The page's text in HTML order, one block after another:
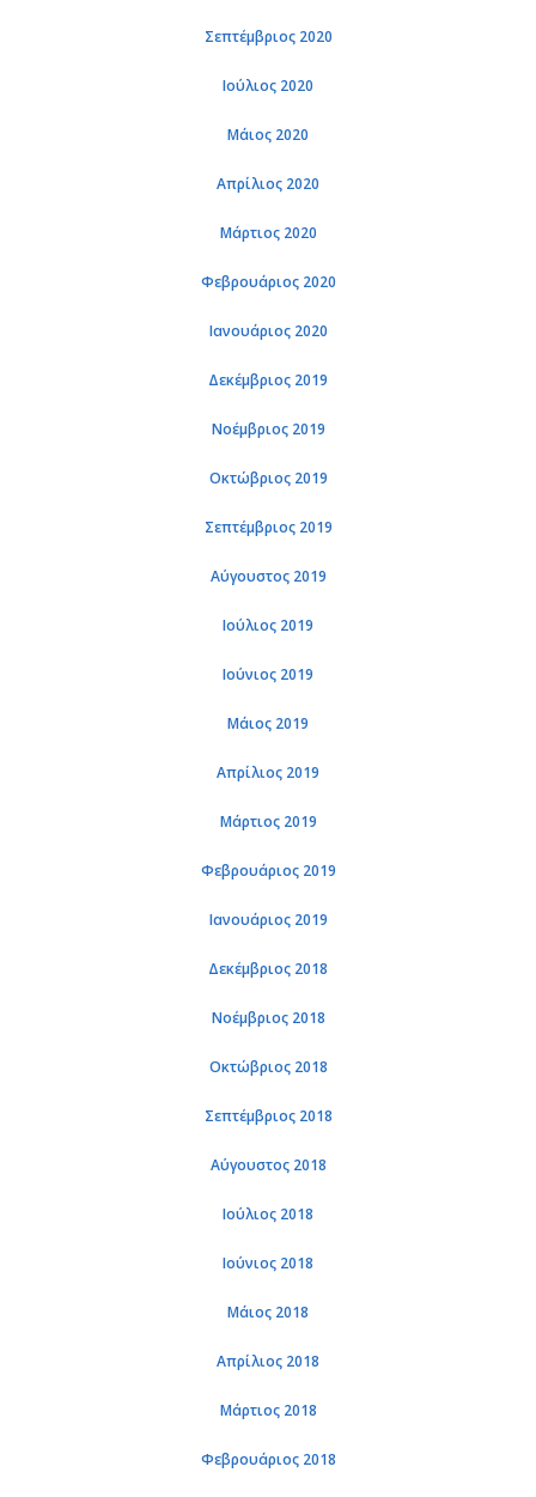
Σεπτέμβριος 2020
Ιούλιος 2020
Μάιος 2020
Απρίλιος 2020
Μάρτιος 2020
Φεβρουάριος 2020
Ιανουάριος 2020
Δεκέμβριος 2019
Νοέμβριος 2019
Οκτώβριος 2019
Σεπτέμβριος 2019
Αύγουστος 2019
Ιούλιος 2019
Ιούνιος 2019
Μάιος 2019
Απρίλιος 2019
Μάρτιος 2019
Φεβρουάριος 2019
Ιανουάριος 2019
Δεκέμβριος 2018
Νοέμβριος 2018
Οκτώβριος 2018
Σεπτέμβριος 2018
Αύγουστος 2018
Ιούλιος 2018
Ιούνιος 2018
Μάιος 2018
Απρίλιος 2018
Μάρτιος 2018
Φεβρουάριος 2018